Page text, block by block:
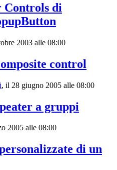
Controls di
2003 alle 08:00
control
, il 28 giugno 2005 alle 08:00
a gruppi
2005 alle 08:00
di un